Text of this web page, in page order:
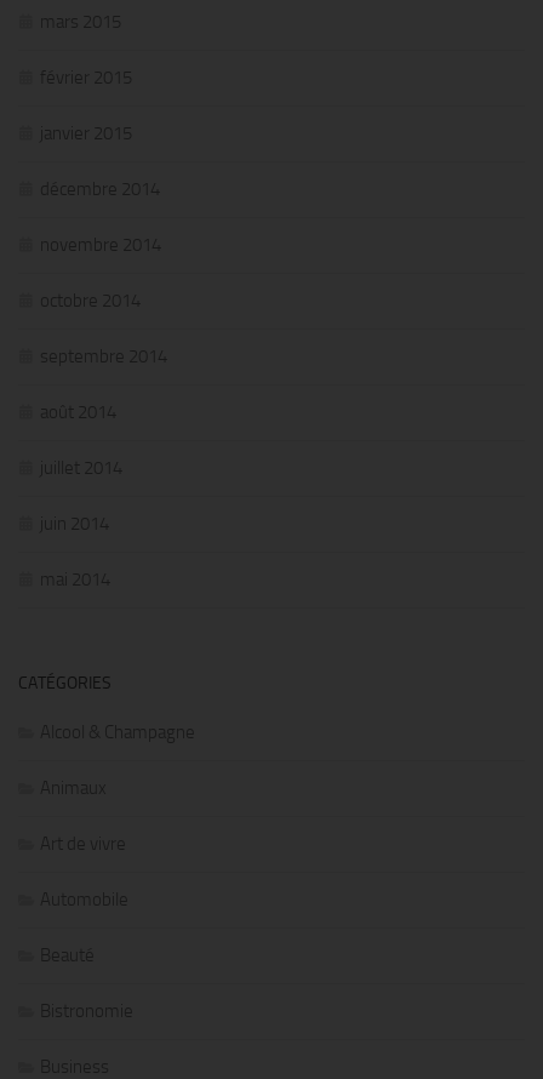
mars 2015
février 2015
janvier 2015
décembre 2014
novembre 2014
octobre 2014
septembre 2014
août 2014
juillet 2014
juin 2014
mai 2014
CATÉGORIES
Alcool & Champagne
Animaux
Art de vivre
Automobile
Beauté
Bistronomie
Business